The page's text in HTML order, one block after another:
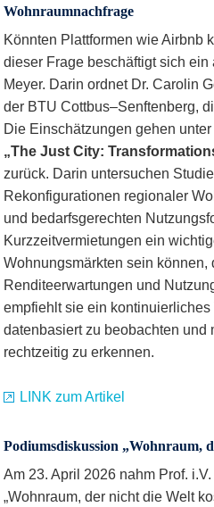
Wohnraumnachfrage
Könnten Plattformen wie Airbnb
dieser Frage beschäftigt sich
Meyer. Darin ordnet Dr. Carolin
der BTU Cottbus–Senftenberg,
Die Einschätzungen gehen
„The Just City:
zurück. Darin untersuchen
Rekonfigurationen regionaler
und bedarfsgerechten
Kurzzeitvermietungen ein
Wohnungsmärkten sein
Renditeerwartungen und
empfiehlt sie ein
datenbasiert zu beobachten
rechtzeitig zu erkennen.
LINK zum Artikel
Podiumsdiskussion „Wohnraum,
Am 23. April 2026 nahm Prof.
„Wohnraum, der nicht die Welt